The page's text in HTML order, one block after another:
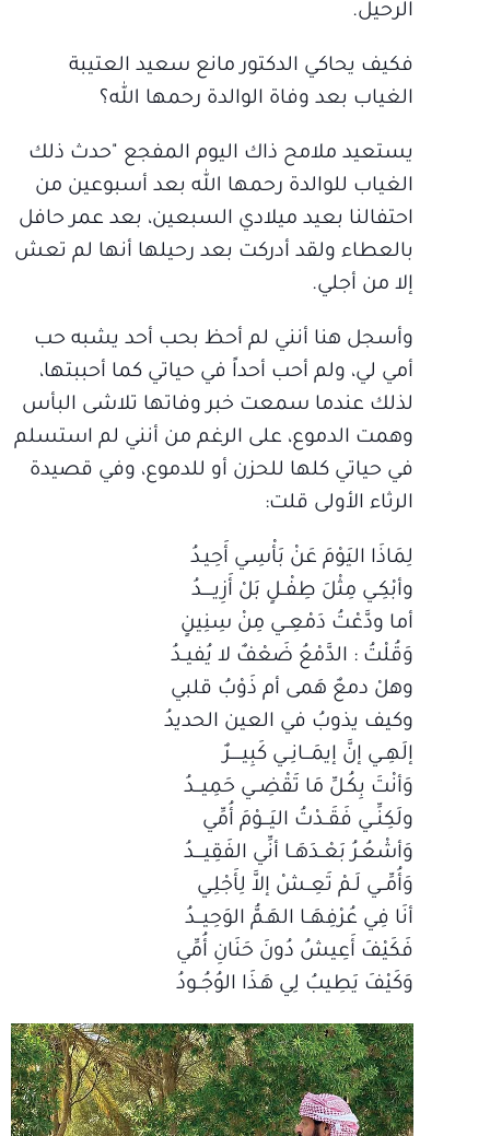
الرحيل.
فكيف يحاكي الدكتور مانع سعيد العتيبة
الغياب بعد وفاة الوالدة رحمها الله؟
يستعيد ملامح ذاك اليوم المفجع "حدث ذلك
الغياب للوالدة رحمها الله بعد أسبوعين من
احتفالنا بعيد ميلادي السبعين، بعد عمر حافل
بالعطاء ولقد أدركت بعد رحيلها أنها لم تعش
إلا من أجلي.
وأسجل هنا أنني لم أحظ بحب أحد يشبه حب
أمي لي، ولم أحب أحداً في حياتي كما أحببتها،
لذلك عندما سمعت خبر وفاتها تلاشى البأس
وهمت الدموع، على الرغم من أنني لم استسلم
في حياتي كلها للحزن أو للدموع، وفي قصيدة
الرثاء الأولى قلت:
لِمَاذَا اليَوْمَ عَنْ بَأْسِـي أَحِيـدُ
وأبْكِـي مِثْلَ طِفْــلٍ بَلْ أَزِيـــــدُ
أما ودَّعْتُ دَمْعِــي مِنْ سِنِينٍ
وَقُلْتُ : الدَّمْعُ ضَعْفٌ لا يُفيــدُ
وهلْ دمعٌ هَمى أم ذَوْبُ قلبي
وكيف يذوبُ في العين الحديدُ
إلَهِــي إنَّ إيمَـــانِــي كَبِيـــــرٌ
وَأنْتَ بِكُـلِّ مَا تَقْضِــي حَمِيـــدُ
ولَكِنِّــي فَقَــدْتُ اليَـــوْمَ أُمِّي
وَأشْعُـرُ بَعْــدَهَــا أنِّي الفَقِيــــدُ
وَأُمِّــي لَـمْ تَعِــشْ إلاَّ لِأَجْلِـي
أنَا فِي عُرْفِهَــا الهَـمُّ الوَحِيـــدُ
فَكَيْفَ أَعِيشُ دُونَ حَنَانِ أُمِّي
وَكَيْفَ يَطِيبُ لِي هَـذَا الوُجُــودُ